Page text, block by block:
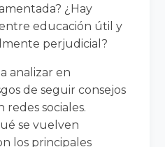
¿Hay
educación útil y
perjudicial?
analizar en
de seguir consejos
redes sociales.
se vuelven
los principales